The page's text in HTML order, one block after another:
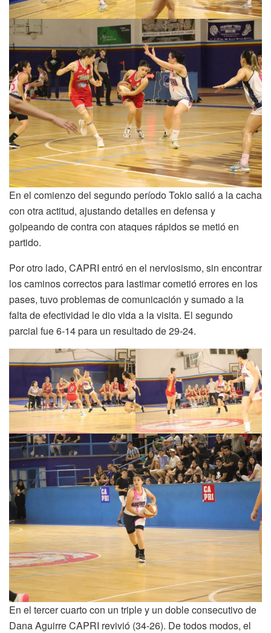
En el comienzo del segundo período Tokio salió a la cacha
con otra actitud, ajustando detalles en defensa y
golpeando de contra con ataques rápidos se metió en
partido.
Por otro lado, CAPRI entró en el nerviosismo, sin encontrar
los caminos correctos para lastimar cometió errores en los
pases, tuvo problemas de comunicación y sumado a la
falta de efectividad le dio vida a la visita. El segundo
parcial fue 6-14 para un resultado de 29-24.
En el tercer cuarto con un triple y un doble consecutivo de
Dana Aguirre CAPRI revivió (34-26). De todos modos, el